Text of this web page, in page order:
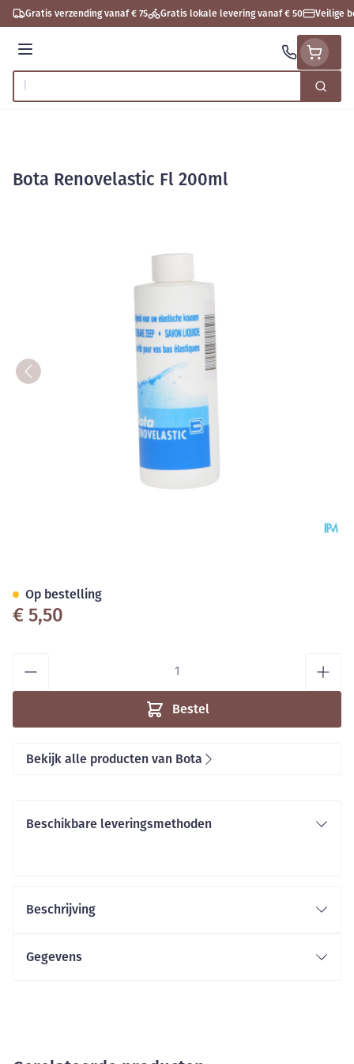
Ga naar de inhoud
Gratis verzending vanaf € 75 Gratis lokale levering vanaf € 50 Veilige
Menu
Product, merk, categorie... Zoek
Bota Renovelastic Fl 200ml
€ 5,50
Bestel
Op bestelling
Bekijk alle producten van Bota
Beschikbare leveringsmethoden
Beschrijving
Gegevens